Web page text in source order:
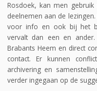
Rosdoek, kan men
deelnemen aan de
voor info en ook bij het
vervalt dan een en
Brabants Heem en direct
contact. Er kunnen
archivering en
verder ingegaan op de